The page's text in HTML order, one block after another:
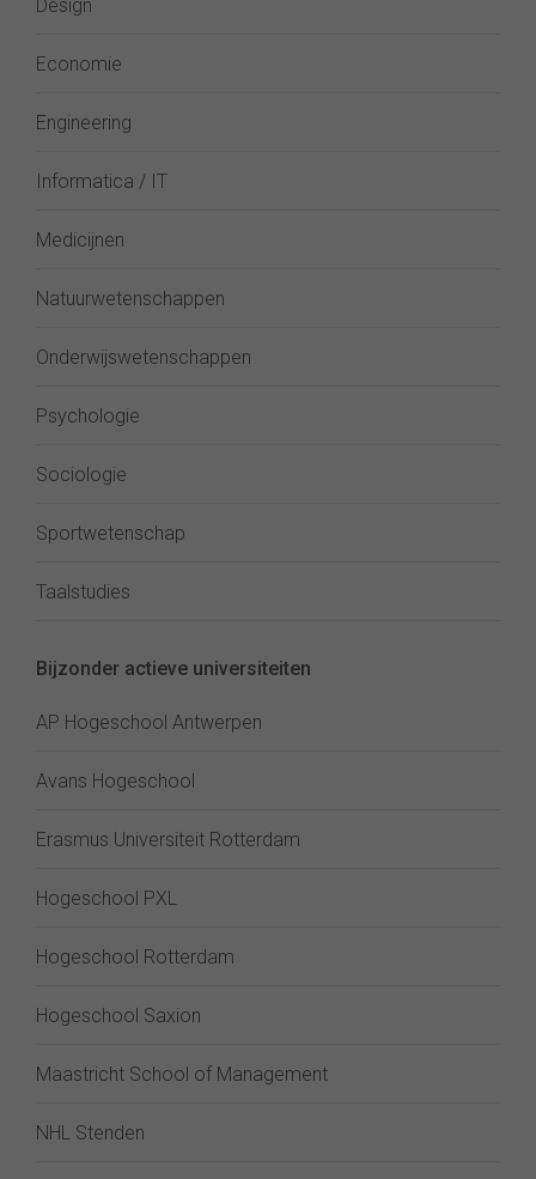
Design
Economie
Engineering
Informatica / IT
Medicijnen
Natuurwetenschappen
Onderwijswetenschappen
Psychologie
Sociologie
Sportwetenschap
Taalstudies
Bijzonder actieve universiteiten
AP Hogeschool Antwerpen
Avans Hogeschool
Erasmus Universiteit Rotterdam
Hogeschool PXL
Hogeschool Rotterdam
Hogeschool Saxion
Maastricht School of Management
NHL Stenden